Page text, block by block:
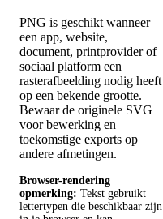
PNG is geschikt wanneer
een app, website,
document, printprovider of
sociaal platform een
rasterafbeelding nodig heeft
op een bekende grootte.
Bewaar de originele SVG
voor bewerking en
toekomstige exports op
andere afmetingen.
Browser-rendering
opmerking: Tekst gebruikt
lettertypen die beschikbaar zijn